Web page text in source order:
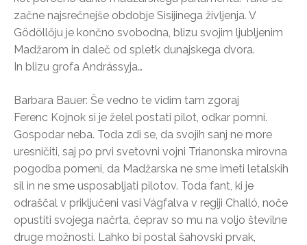
začne najsrečnejše obdobje Sisijinega življenja. V
Gödöllőju je končno svobodna, blizu svojim ljubljenim
Madžarom in daleč od spletk dunajskega dvora.
In blizu grofa Andrássyja…
Barbara Bauer: Še vedno te vidim tam zgoraj
Ferenc Kojnok si je želel postati pilot, odkar pomni.
Gospodar neba. Toda zdi se, da svojih sanj ne more
uresničiti, saj po prvi svetovni vojni Trianonska mirovna
pogodba pomeni, da Madžarska ne sme imeti letalskih
sil in ne sme usposabljati pilotov. Toda fant, ki je
odraščal v priključeni vasi Vágfalva v regiji Challó, noče
opustiti svojega načrta, čeprav so mu na voljo številne
druge možnosti. Lahko bi postal šahovski prvak,